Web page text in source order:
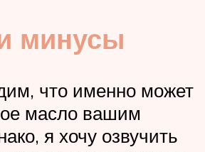
минусы
что именно может
масло вашим
я хочу озвучить